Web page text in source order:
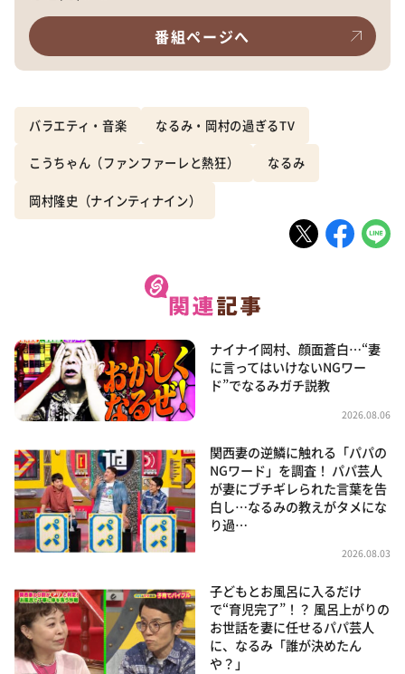
番組ページへ
バラエティ・音楽 なるみ・岡村の過ぎるTV
こうちゃん（ファンファーレと熱狂） なるみ
岡村隆史（ナインティナイン）
ナイナイ岡村、顔面蒼白…“妻
に言ってはいけないNGワー
ド”でなるみガチ説教
2026.08.06
関西妻の逆鱗に触れる「パパの
NGワード」を調査！ パパ芸人
が妻にブチギレられた言葉を告
白し…なるみの教えがタメにな
り過…
2026.08.03
子どもとお風呂に入るだけ
で“育児完了”！？ 風呂上がりの
お世話を妻に任せるパパ芸人
に、なるみ「誰が決めたん
や？」